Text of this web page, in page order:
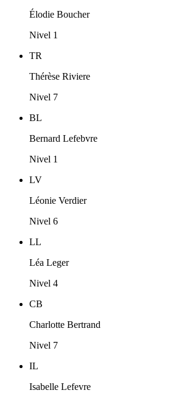
Élodie Boucher
Nivel 1
TR
Thérèse Riviere
Nivel 7
BL
Bernard Lefebvre
Nivel 1
LV
Léonie Verdier
Nivel 6
LL
Léa Leger
Nivel 4
CB
Charlotte Bertrand
Nivel 7
IL
Isabelle Lefevre